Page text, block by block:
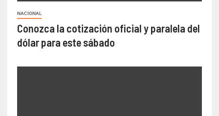
NACIONAL
Conozca la cotización oficial y paralela del
dólar para este sábado